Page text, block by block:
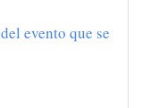
evento que se